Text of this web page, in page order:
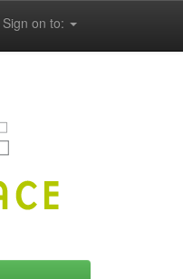
Sign on to: